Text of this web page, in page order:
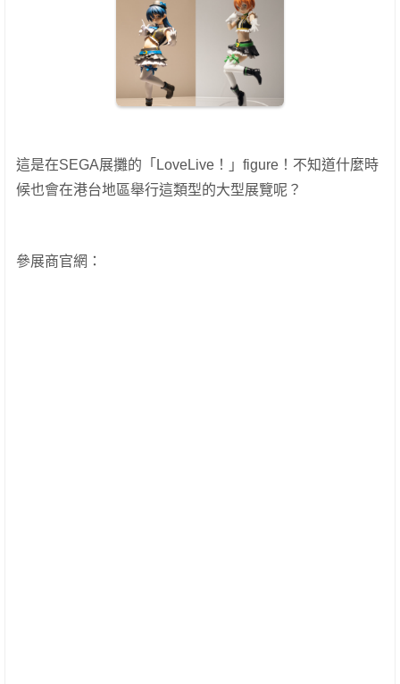
這是在SEGA展攤的「LoveLive！」figure！ 不知道什麼時
候也會在港台地區舉行這類型的大型展覽呢？
參展商官網：